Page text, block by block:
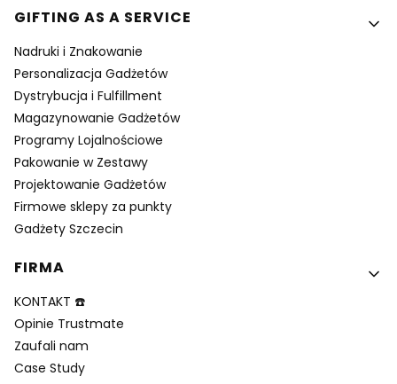
GIFTING AS A SERVICE
Nadruki i Znakowanie
Personalizacja Gadżetów
Dystrybucja i Fulfillment
Magazynowanie Gadżetów
Programy Lojalnościowe
Pakowanie w Zestawy
Projektowanie Gadżetów
Firmowe sklepy za punkty
Gadżety Szczecin
FIRMA
KONTAKT ☎️
Opinie Trustmate
Zaufali nam
Case Study